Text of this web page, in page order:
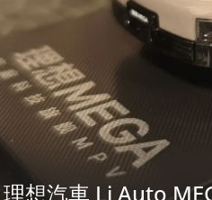
想汽車 Li Auto